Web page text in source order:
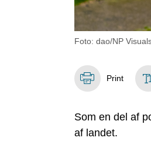
Foto: dao/NP
Print
Som en del af
af landet.